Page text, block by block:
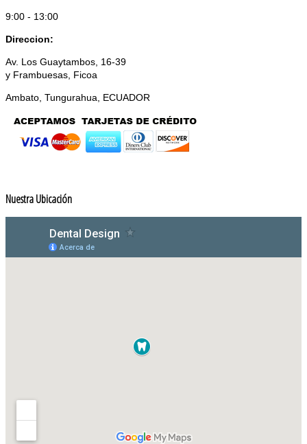
9:00 - 13:00
Direccion:
Av. Los Guaytambos, 16-39
y Frambuesas, Ficoa
Ambato, Tungurahua, ECUADOR
Nuestra Ubicación